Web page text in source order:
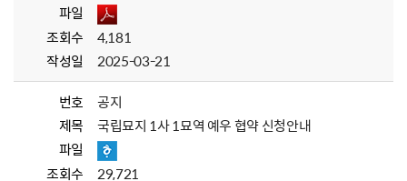
파일
조회수
4,181
작성일
2025-03-21
번호
공지
제목
국립묘지 1사 1묘역 예우 협약 신청안내
파일
조회수
29,721